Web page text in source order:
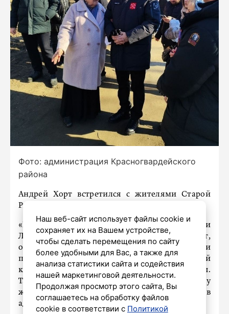
Фото: администрация Красногвардейского
района
Андрей Хорт встретился с жителями Старой
Ржевки, выслушал просьбы и предложения.
«Во время встречи большое внимание уделили
Лесопарковой улице. Ей необходим капремонт,
обустройство тротуаров, ливневки и
пешеходного перехода. На ближайшей
комиссии БДД поднимут все эти вопросы.
Также этим летом займутся популярной у
жителей дорожкой в лесопарк», – сообщили в
администрации Красногвардейского района.
Наш веб-сайт использует файлы cookie и
сохраняет их на Вашем устройстве,
чтобы сделать перемещения по сайту
более удобными для Вас, а также для
анализа статистики сайта и содействия
нашей маркетинговой деятельности.
Продолжая просмотр этого сайта, Вы
соглашаетесь на обработку файлов
cookie в соответствии с Политикой